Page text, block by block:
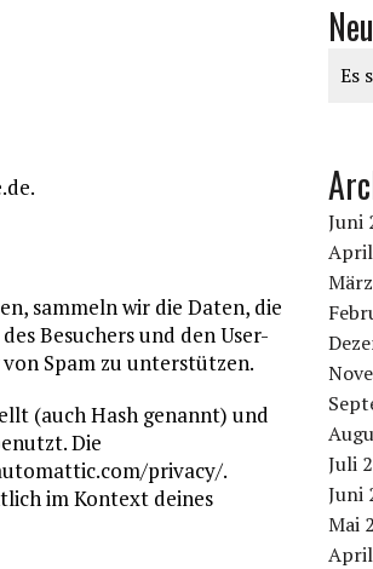
sammeln wir die Daten, die
Besuchers und den User-
Spam zu unterstützen.
(auch Hash genannt) und
Die
privacy/.
im Kontext deines
Es
Juni
Juli
Juni
Mai